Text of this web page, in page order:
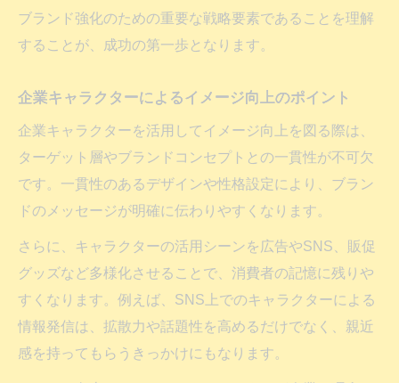
認知度ランキング活用で戦略を見直す方法
BtoBで注目の企業キャラクター活用法解説
BtoB向け企業キャラクターの活用ポイント
BtoB企業キャラクターが信頼構築に貢献
BtoB業界で企業キャラクターが果たす役割
企業キャラクター導入で取引先拡大を狙う
方法
BtoBキャラクター戦略の成功事例に学ぶ
キャラクターの作り方とブランド戦略の工夫
企業キャラクター作り方とブランド構築の
基本
ブランド強化のための重要な戦略要素であることを理解
することが、成功の第一歩となります。
企業キャラクターによるイメージ向上のポイント
企業キャラクターを活用してイメージ向上を図る際は、
ターゲット層やブランドコンセプトとの一貫性が不可欠
です。一貫性のあるデザインや性格設定により、ブラン
ドのメッセージが明確に伝わりやすくなります。
さらに、キャラクターの活用シーンを広告やSNS、販促
グッズなど多様化させることで、消費者の記憶に残りや
すくなります。例えば、SNS上でのキャラクターによる
情報発信は、拡散力や話題性を高めるだけでなく、親近
感を持ってもらうきっかけにもなります。